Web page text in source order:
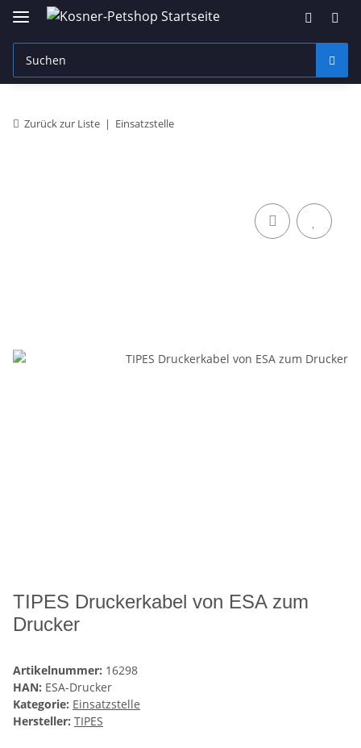
Zurück zur Liste Einsatzstelle
TIPES Druckerkabel von ESA zum
Drucker
Artikelnummer: 16298
HAN: ESA-Drucker
Kategorie: Einsatzstelle
Hersteller: TIPES